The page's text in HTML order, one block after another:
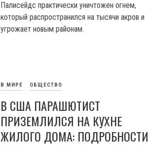
Палисейдс практически уничтожен огнем,
который распространился на тысячи акров и
угрожает новым районам.
В МИРЕ ОБЩЕСТВО
В США ПАРАШЮТИСТ
ПРИЗЕМЛИЛСЯ НА КУХНЕ
ЖИЛОГО ДОМА: ПОДРОБНОСТИ